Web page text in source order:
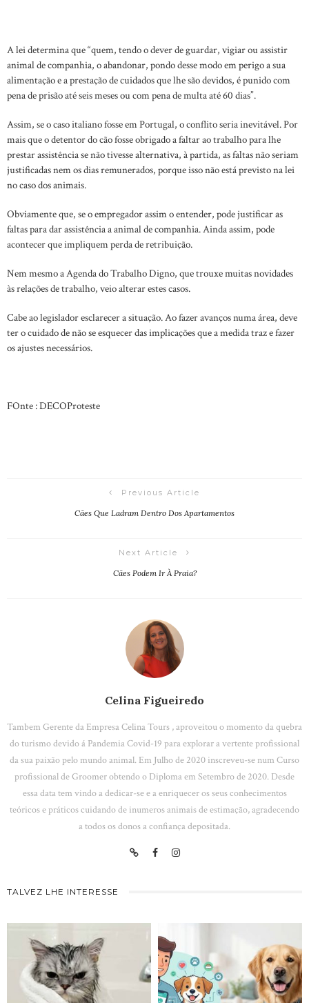
A lei determina que “quem, tendo o dever de guardar, vigiar ou assistir
animal de companhia, o abandonar, pondo desse modo em perigo a sua
alimentação e a prestação de cuidados que lhe são devidos, é punido com
pena de prisão até seis meses ou com pena de multa até 60 dias”.
Assim, se o caso italiano fosse em Portugal, o conflito seria inevitável. Por
mais que o detentor do cão fosse obrigado a faltar ao trabalho para lhe
prestar assistência se não tivesse alternativa, à partida, as faltas não seriam
justificadas nem os dias remunerados, porque isso não está previsto na lei
no caso dos animais.
Obviamente que, se o empregador assim o entender, pode justificar as
faltas para dar assistência a animal de companhia. Ainda assim, pode
acontecer que impliquem perda de retribuição.
Nem mesmo a Agenda do Trabalho Digno, que trouxe muitas novidades
às relações de trabalho, veio alterar estes casos.
Cabe ao legislador esclarecer a situação. Ao fazer avanços numa área, deve
ter o cuidado de não se esquecer das implicações que a medida traz e fazer
os ajustes necessários.
FOnte : DECOProteste
Previous Article
Cães Que Ladram Dentro Dos Apartamentos
Next Article
Cães Podem Ir À Praia?
Celina Figueiredo
Tambem Gerente da Empresa Celina Tours , aproveitou o momento da quebra
do turismo devido á Pandemia Covid-19 para explorar a vertente profissional
da sua paixão pelo mundo animal. Em Julho de 2020 inscreveu-se num Curso
profissional de Groomer obtendo o Diploma em Setembro de 2020. Desde
essa data tem vindo a dedicar-se e a enriquecer os seus conhecimentos
teóricos e práticos cuidando de inumeros animais de estimação, agradecendo
a todos os donos a confiança depositada.
TALVEZ LHE INTERESSE